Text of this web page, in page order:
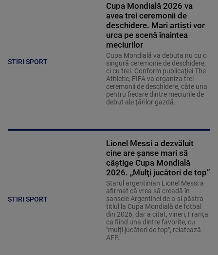
STIRI SPORT
Cupa Mondială 2026 va
avea trei ceremonii de
deschidere. Mari artiști vor
urca pe scenă înaintea
meciurilor
Cupa Mondială va debuta nu cu o
singură ceremonie de deschidere,
ci cu trei. Conform publicaţiei The
Athletic, FIFA va organiza trei
ceremonii de deschidere, câte una
pentru fiecare dintre meciurile de
debut ale ţărilor gazdă.
STIRI SPORT
Lionel Messi a dezvăluit
cine are șanse mari să
câștige Cupa Mondială
2026. „Mulţi jucători de top”
Starul argentinian Lionel Messi a
afirmat că vrea să creadă în
şansele Argentinei de a-şi păstra
titlul la Cupa Mondială de fotbal
din 2026, dar a citat, vineri, Franţa
ca fiind una dintre favorite, cu
"mulţi jucători de top", relatează
AFP.